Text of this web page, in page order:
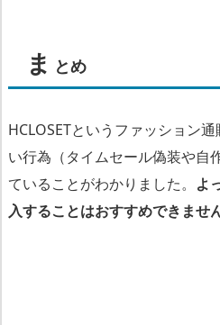
ま とめ
HCLOSETというファッション
い行為（タイムセール偽装や自
ていることがわかりました。 よ
入することはおすすめできませ